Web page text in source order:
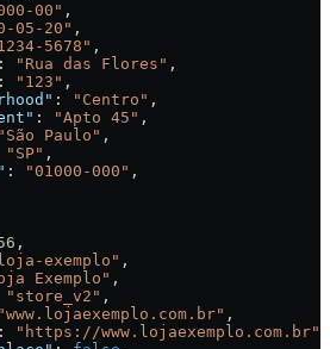
00" ,
05-20" ,
5678" ,
: "Rua das Flores" ,
: "123" ,
: "Centro" ,
: "Apto 45" ,
"São Paulo" ,
"SP" ,
: "01000-000" ,
,
exemplo" ,
Exemplo" ,
"store_v2" ,
"www.lojaexemplo.com.br" ,
: "https://www.lojaexemplo.com.br"